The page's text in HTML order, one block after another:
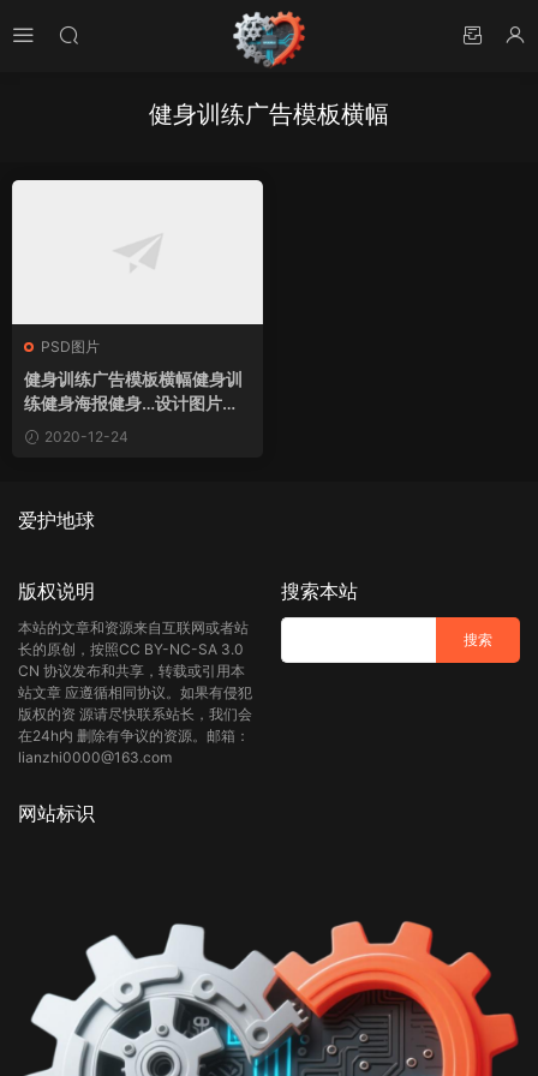
健身训练广告模板横幅
PSD图片
健身训练广告模板横幅健身训
练健身海报健身…设计图片素
材下载
2020-12-24
爱护地球
版权说明
本站的文章和资源来自互联网或者站
长的原创，按照CC BY-NC-SA 3.0
CN 协议发布和共享，转载或引用本
站文章 应遵循相同协议。如果有侵犯
版权的资 源请尽快联系站长，我们会
在24h内 删除有争议的资源。邮箱：
lianzhi0000@163.com
搜索本站
网站标识